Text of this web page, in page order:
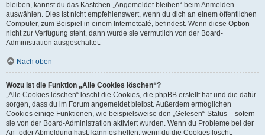
bleiben, kannst du das Kästchen „Angemeldet bleiben“ beim Anmelden
auswählen. Dies ist nicht empfehlenswert, wenn du dich an einem öffentlichen
Computer, zum Beispiel in einem Internetcafé, befindest. Wenn diese Option
nicht zur Verfügung steht, dann wurde sie vermutlich von der Board-
Administration ausgeschaltet.
Nach oben
Wozu ist die Funktion „Alle Cookies löschen“?
„Alle Cookies löschen“ löscht die Cookies, die phpBB erstellt hat und die dafür
sorgen, dass du im Forum angemeldet bleibst. Außerdem ermöglichen
Cookies einige Funktionen, wie beispielsweise den „Gelesen“-Status – sofern
sie von der Board-Administration aktiviert wurden. Wenn du Probleme bei der
An- oder Abmeldung hast, kann es helfen, wenn du die Cookies löscht.